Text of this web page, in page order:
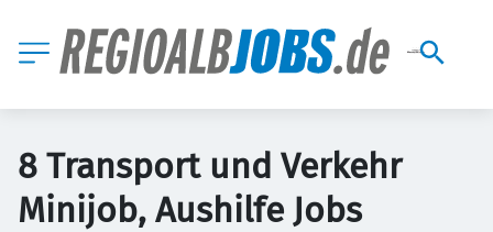
8 Transport und Verkehr
Minijob, Aushilfe Jobs